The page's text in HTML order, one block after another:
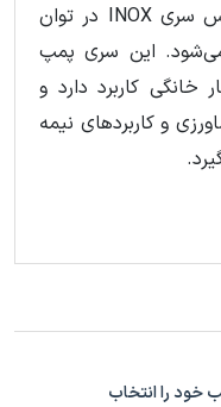
بیشتری نیز دارد. پمپ جتی پنتاکس سری INOX در توان
تولید می‌شود. این سری پمپ
خانگی کاربرد دارد و
و کاربردهای نیمه
خود را انتخاب